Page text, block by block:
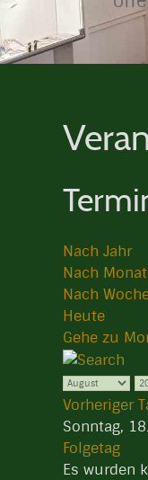
Nach Jahr
Nach Monat
Nach
Heute
Gehe zu
Vorheriger
Sonntag,
Folgetag
Es wurden